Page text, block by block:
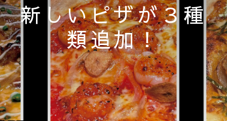
新しいピザが３種
類追加！